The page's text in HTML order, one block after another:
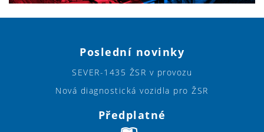
Poslední novinky
SEVER-1435 ŽSR v provozu
Nová diagnostická vozidla pro ŽSR
Předplatné